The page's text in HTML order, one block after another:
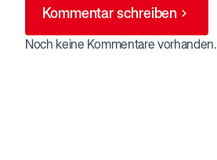
Kommentar schreiben
Noch keine Kommentare vorhanden.